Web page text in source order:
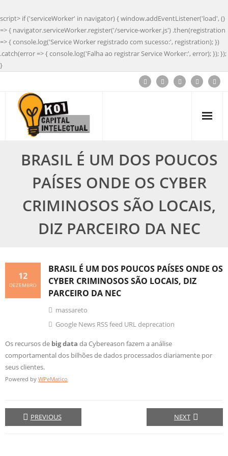
script> if ('serviceWorker' in navigator) { window.addEventListener('load', ()
=> { navigator.serviceWorker.register('/service-worker.js') .then(registration
=> { console.log('Service Worker registrado com sucesso:', registration); })
.catch(error => { console.log('Falha ao registrar Service Worker:', error); }); });
}
BRASIL É UM DOS POUCOS
PAÍSES ONDE OS CYBER
CRIMINOSOS SÃO LOCAIS,
DIZ PARCEIRO DA NEC
BRASIL É UM DOS POUCOS PAÍSES ONDE OS
CYBER CRIMINOSOS SÃO LOCAIS, DIZ
PARCEIRO DA NEC
12
DEZEMBRO
massareto
Google News RSS feed URL deprecation
Os recursos de big data da Cybereason fazem a análise
comportamental dos bilhões de dados processados diariamente por
seus clientes.
Powered by WPeMatico
PREVIOUS NEXT